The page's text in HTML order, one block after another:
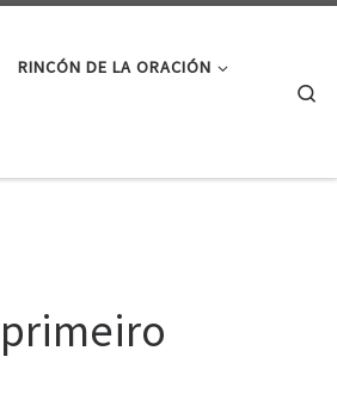
RINCÓN DE LA ORACIÓN
primeiro